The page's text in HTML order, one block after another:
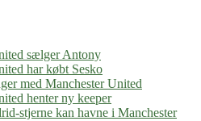
sælger Antony
har købt Sesko
med Manchester United
henter ny keeper
stjerne kan havne i Manchester